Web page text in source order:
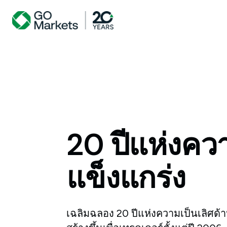
20 ปีแห่งคว
แข็งแกร่ง
เฉลิมฉลอง 20 ปีแห่งความเป็นเลิศด้